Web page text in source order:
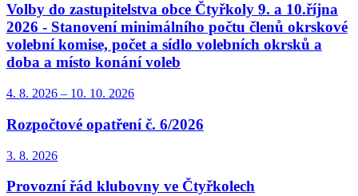
Volby do zastupitelstva obce Čtyřkoly 9. a 10.října
2026 - Stanovení minimálního počtu členů okrskové
volební komise, počet a sídlo volebních okrsků a
doba a místo konání voleb
4. 8. 2026 – 10. 10. 2026
Rozpočtové opatření č. 6/2026
3. 8. 2026
Provozní řád klubovny ve Čtyřkolech